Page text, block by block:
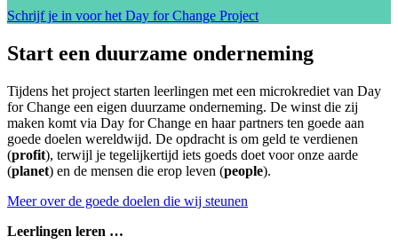
Schrijf je in voor het Day for Change Project
Start een duurzame onderneming
Tijdens het project starten leerlingen met een microkrediet van Day
for Change een eigen duurzame onderneming. De winst die zij
maken komt via Day for Change en haar partners ten goede aan
goede doelen wereldwijd. De opdracht is om geld te verdienen
(profit), terwijl je tegelijkertijd iets goeds doet voor onze aarde
(planet) en de mensen die erop leven (people).
Meer over de goede doelen die wij steunen
Leerlingen leren …